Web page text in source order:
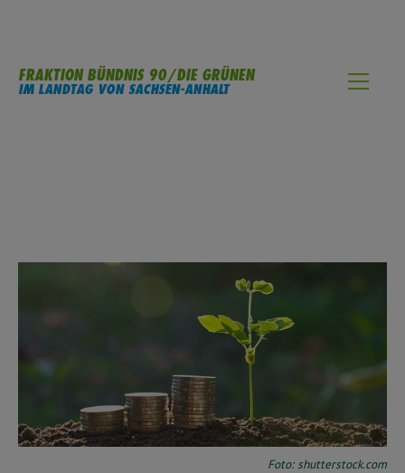
FRAKTION BÜNDNIS 90/DIE GRÜNEN
IM LANDTAG VON SACHSEN-ANHALT
Foto: shutterstock.com